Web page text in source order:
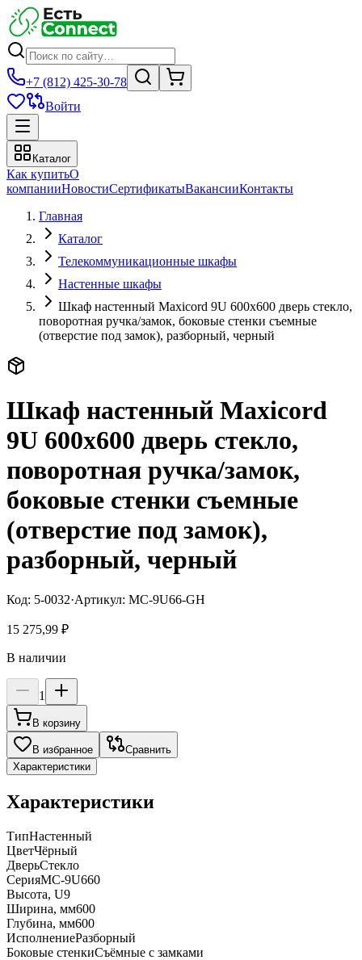
+7 (812) 425-30-78
Войти
Каталог
Как купитьО
компанииНовостиСертификатыВакансииКонтакты
Главная
Каталог
Телекоммуникационные шкафы
Настенные шкафы
Шкаф настенный Maxicord 9U 600x600 дверь стекло,
поворотная ручка/замок, боковые стенки съемные
(отверстие под замок), разборный, черный
Шкаф настенный Maxicord
9U 600x600 дверь стекло,
поворотная ручка/замок,
боковые стенки съемные
(отверстие под замок),
разборный, черный
Код: 5-0032·Артикул: MC-9U66-GH
15 275,99 ₽
В наличии
1
В корзину
В избранное
Сравнить
Характеристики
Характеристики
ТипНастенный
ЦветЧёрный
ДверьСтекло
СерияMC-9U660
Высота, U9
Ширина, мм600
Глубина, мм600
ИсполнениеРазборный
Боковые стенкиСъёмные с замками